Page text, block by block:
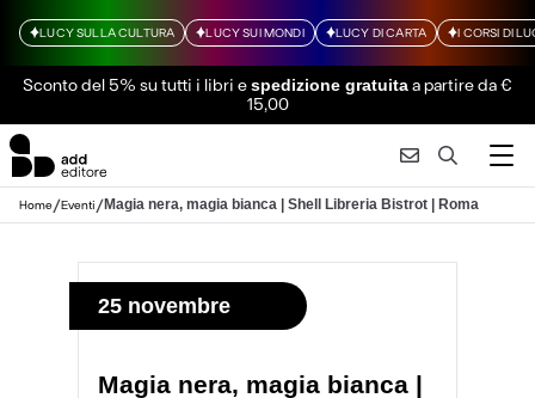
LUCY SULLA CULTURA LUCY SUI MONDI LUCY DI CARTA I CORSI DI
Sconto del 5% su tutti i libri espedizione gratuitaa partire da €
15,00
Home/Eventi/Magia nera, magia bianca | Shell Libreria Bistrot | Roma
25 novembre
Magia nera, magia bianca |